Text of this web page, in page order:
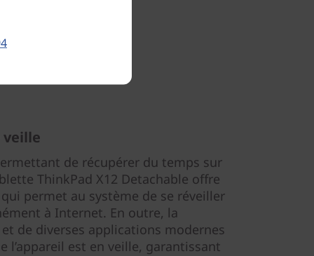
veille
de récupérer du temps sur
ThinkPad X12 Detachable offre
permet au système de se réveiller
à Internet. En outre, la
de diverses applications modernes
l’appareil est en veille, garantissant